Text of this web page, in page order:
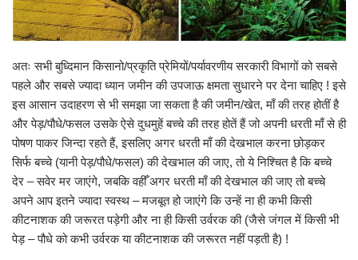
अतः सभी बुध्दिमान किसानो/प्रकृति प्रेमियों/पर्यावरणीय सरकारी विभागों को सबसे
पहले और सबसे ज्यादा ध्यान जमीन की उपजाऊ क्षमता सुधारने पर देना चाहिए ! इसे
इस आसान उदाहरण से भी समझा जा सकता है की जमीन/खेत, माँ की तरह होतीं है
और पेड़/पौधे/फसल उसके ऐसे दुधमुहें बच्चे की तरह होतें हैं जो अपनी धरती माँ से ही
पोषण पाकर जिन्दा रहते हैं, इसलिए अगर धरती माँ की देखभाल करना छोड़कर
सिर्फ बच्चे (यानी पेड़/पौधे/फसल) की देखभाल की जाए, तो ये निश्चित है कि बच्चे
देर – सवेर मर जाएंगे, जबकि वहीँ अगर धरती माँ की देखभाल की जाए तो बच्चे
अपने आप इतने ज्यादा स्वस्थ – मजबूत हो जाएंगे कि उन्हें ना ही कभी किसी
कीटनाशक की जरूरत पड़ेगी और ना ही किसी उर्वरक की (जैसे जंगल में किसी भी
पेड़ – पौधे को कभी उर्वरक या कीटनाशक की जरूरत नहीं पड़ती है) !